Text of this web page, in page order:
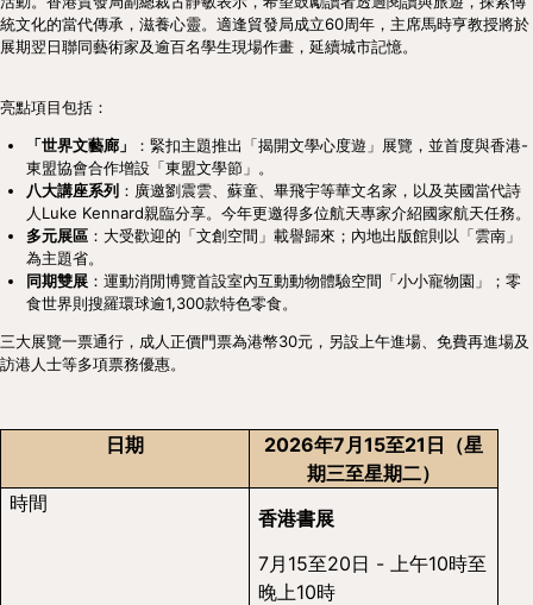
統文化的當代傳承，滋養心靈。適逢貿發局成立60周年，主席馬時亨教授將於
展期翌日聯同藝術家及逾百名學生現場作畫，延續城市記憶。
亮點項目包括：
「世界文藝廊」
：緊扣主題推出「揭開文學心度遊」展覽，並首度與香港-
東盟協會合作增設「東盟文學節」。
八大講座系列 ：廣邀劉震雲、蘇童、畢飛宇等華文名家，以及英國當代詩
人Luke Kennard親臨分享。今年更邀得多位航天專家介紹國家航天任務。
多元展區 ：大受歡迎的「文創空間」載譽歸來；內地出版館則以「雲南」
為主題省。
同期雙展 ：運動消閒博覽首設室內互動動物體驗空間「小小寵物園」；零
食世界則搜羅環球逾1,300款特色零食。
三大展覽一票通行，成人正價門票為港幣30元，另設上午進場、免費再進場及
訪港人士等多項票務優惠。
日期
2026年7月15至21日（星
期三至星期二）
時間
香港書展
7月15至20日 - 上午10時至
晚上10時